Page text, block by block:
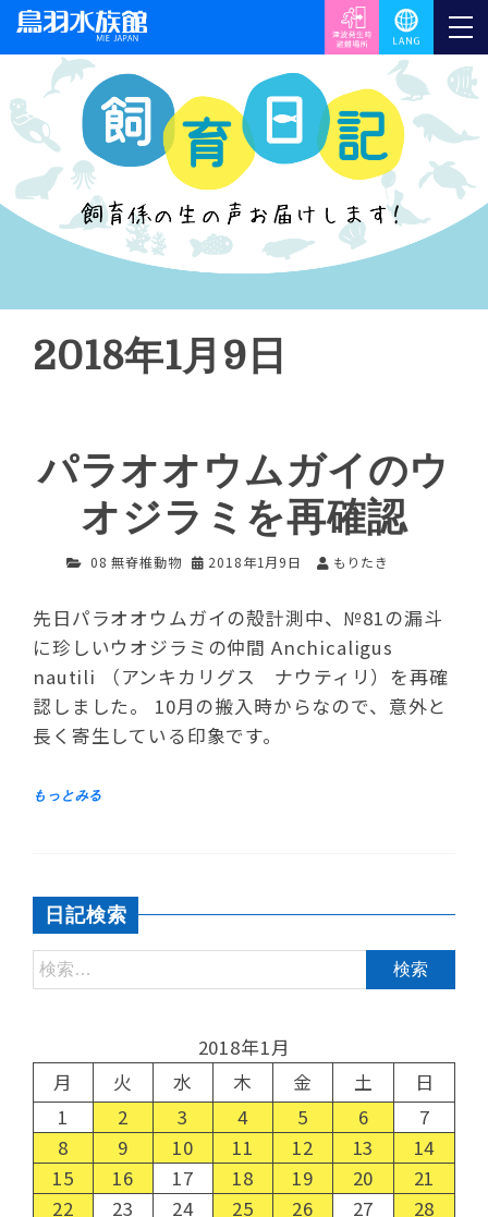
2018年1月9日
パラオオウムガイのウ
オジラミを再確認
08 無脊椎動物 2018年1月9日 もりたき
先日パラオオウムガイの殻計測中、№81の漏斗
に珍しいウオジラミの仲間 Anchicaligus
nautili （アンキカリグス ナウティリ）を再確
認しました。 10月の搬入時からなので、意外と
長く寄生している印象です。
日記検索
2018年1月
月
火 水 木 金 土
日
1
2 3 4 5 6
7
8
9 10 11 12 13
14
15
16 17 18 19 20
21
22
23 24 25 26 27
28